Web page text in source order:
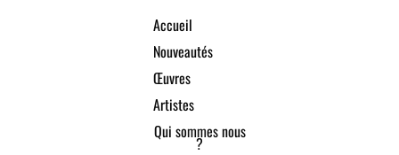
Accueil
Nouveautés
Œuvres
Artistes
Qui sommes nous
?